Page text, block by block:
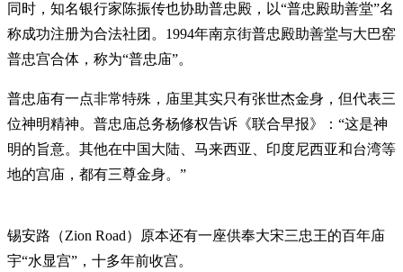
同时，知名银行家陈振传也协助普忠殿，以“普忠殿助善堂”名
称成功注册为合法社团。1994年南京街普忠殿助善堂与大巴窑
普忠宫合体，称为“普忠庙”。
普忠庙有一点非常特殊，庙里其实只有张世杰金身，但代表三
位神明精神。普忠庙总务杨修权告诉《联合早报》：“这是神
明的旨意。其他在中国大陆、马来西亚、印度尼西亚和台湾等
地的宫庙，都有三尊金身。”
锡安路（Zion Road）原本还有一座供奉大宋三忠王的百年庙
宇“水显宫”，十多年前收宫。